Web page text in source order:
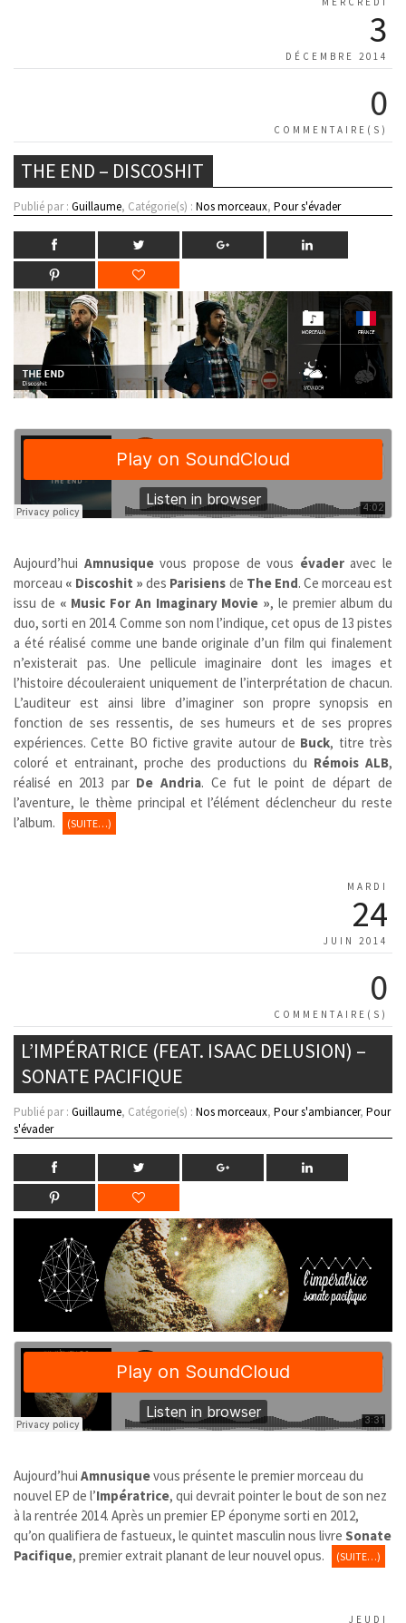
3
DÉCEMBRE 2014
0
COMMENTAIRE(S)
THE END – DISCOSHIT
Publié par : Guillaume, Catégorie(s) : Nos morceaux, Pour s'évader
Aujourd’hui Amnusiquevous propose de vous évaderavec le
morceau « Discoshit » des Parisiens de The End. Ce morceau est
issu de « Music For An Imaginary Movie », le premier album du
duo, sorti en 2014. Comme son nom l’indique, cet opus de 13 pistes
a été réalisé comme une bande originale d’un film qui finalement
n’existerait pas. Une pellicule imaginaire dont les images et
l’histoire découleraient uniquement de l’interprétation de chacun.
L’auditeur est ainsi libre d’imaginer son propre synopsis en
fonction de ses ressentis, de ses humeurs et de ses propres
expériences. Cette BO fictive gravite autour de Buck, titre très
coloré et entrainant, proche des productions du Rémois ALB,
réalisé en 2013 par De Andria. Ce fut le point de départ de
l’aventure, le thème principal et l’élément déclencheur du reste
l’album.
(SUITE…)
MARDI
24
JUIN 2014
0
COMMENTAIRE(S)
L’IMPÉRATRICE (FEAT. ISAAC DELUSION) –
SONATE PACIFIQUE
Publié par : Guillaume, Catégorie(s) : Nos morceaux, Pour s'ambiancer, Pour
s'évader
Aujourd’hui Amnusiquevous présente le premier morceau du
nouvel EP de l’Impératrice, qui devrait pointer le bout de son nez
à la rentrée 2014. Après un premier EP éponyme sorti en 2012,
qu’on qualifiera de fastueux, le quintet masculin nous livre Sonate
Pacifique, premier extrait planant de leur nouvel opus. (SUITE…)
JEUDI